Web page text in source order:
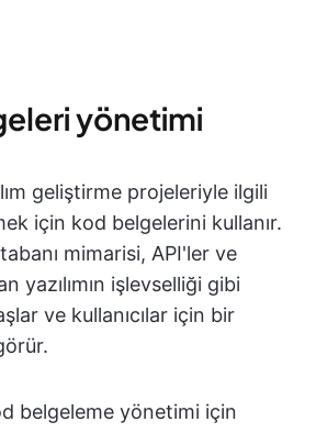
yönetimi
geliştirme projeleriyle ilgili
için kod belgelerini kullanır.
mimarisi, API'ler ve
yazılımın işlevselliği gibi
ve kullanıcılar için bir
belgeleme yönetimi için